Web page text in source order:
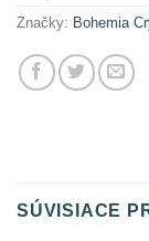
Značky: Bohemia
SÚVISIACE